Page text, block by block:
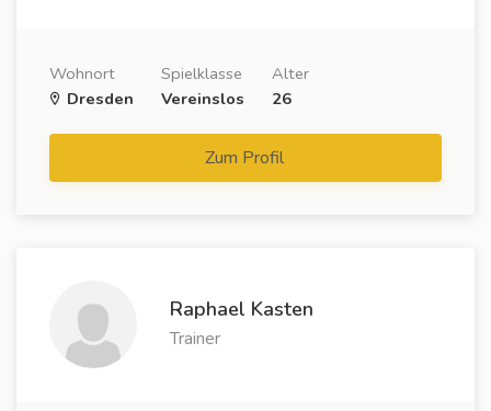
Wohnort
Dresden
Spielklasse
Vereinslos
Alter
26
Zum Profil
Raphael Kasten
Trainer